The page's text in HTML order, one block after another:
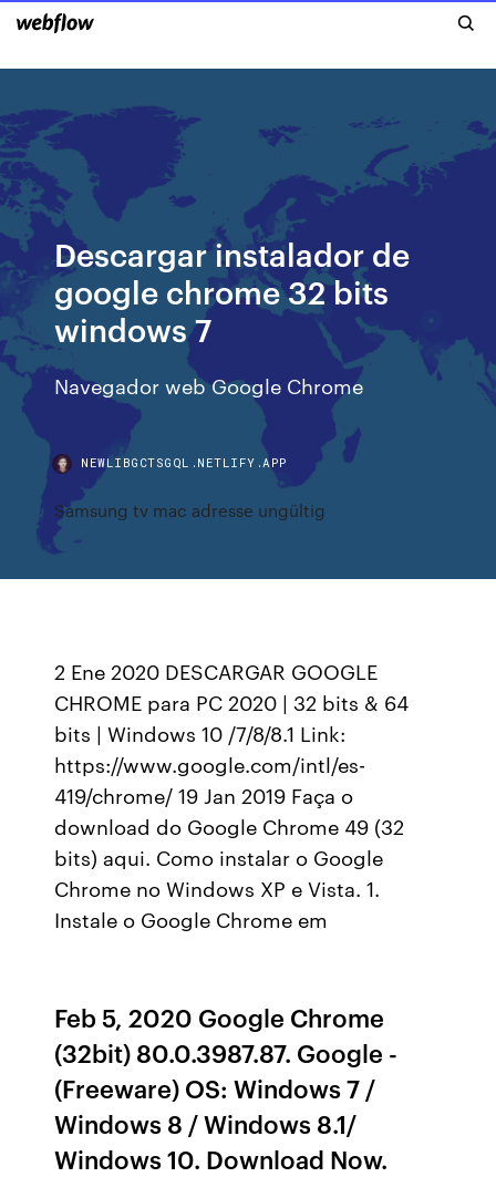
Descargar instalador de
google chrome 32 bits
windows 7
Navegador web Google Chrome
NEWLIBGCTSGQL.NETLIFY.APP
Samsung tv mac adresse ungültig
2 Ene 2020 DESCARGAR GOOGLE
CHROME para PC 2020 | 32 bits & 64
bits | Windows 10 /7/8/8.1 Link:
https://www.google.com/intl/es-
419/chrome/ 19 Jan 2019 Faça o
download do Google Chrome 49 (32
bits) aqui. Como instalar o Google
Chrome no Windows XP e Vista. 1.
Instale o Google Chrome em
Feb 5, 2020 Google Chrome
(32bit) 80.0.3987.87. Google -
(Freeware) OS: Windows 7 /
Windows 8 / Windows 8.1/
Windows 10. Download Now.